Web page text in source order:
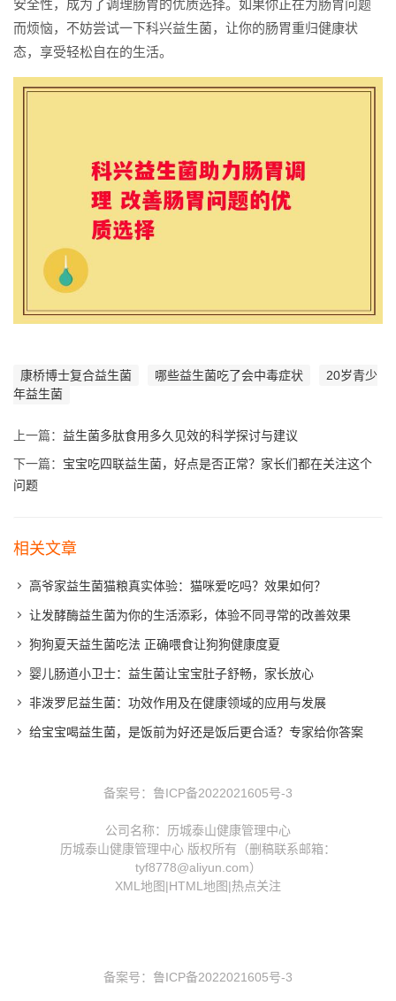
安全性，成为了调理肠胃的优质选择。如果你正在为肠胃问题
而烦恼，不妨尝试一下科兴益生菌，让你的肠胃重归健康状
态，享受轻松自在的生活。
康桥博士复合益生菌 哪些益生菌吃了会中毒症状
20岁青少
年益生菌
上一篇： 益生菌多肽食用多久见效的科学探讨与建议
下一篇： 宝宝吃四联益生菌，好点是否正常？家长们都在关注这个
问题
相关文章
高爷家益生菌猫粮真实体验：猫咪爱吃吗？效果如何？
让发酵酶益生菌为你的生活添彩，体验不同寻常的改善效果
狗狗夏天益生菌吃法 正确喂食让狗狗健康度夏
婴儿肠道小卫士：益生菌让宝宝肚子舒畅，家长放心
非泼罗尼益生菌：功效作用及在健康领域的应用与发展
给宝宝喝益生菌，是饭前为好还是饭后更合适？专家给你答案
备案号： 鲁ICP备2022021605号-3
公司名称：历城泰山健康管理中心
历城泰山健康管理中心 版权所有（删稿联系邮箱：
tyf8778@aliyun.com）
XML地图|HTML地图|热点关注
备案号： 鲁ICP备2022021605号-3